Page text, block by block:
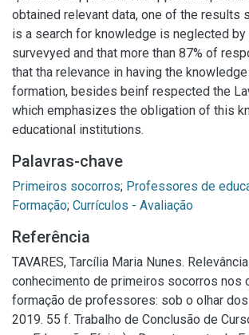
obtained relevant data, one of the results
is a search for knowledge is neglected
survevyed and that more than 87% of
that tha relevance in having the
formation, besides beinf respected the
which emphasizes the obligation of this
educational institutions.
Palavras-chave
Primeiros socorros; Professores de
Formação; Currículos - Avaliação
Referência
TAVARES, Tarcília Maria Nunes.
conhecimento de primeiros socorros nos
formação de professores: sob o olhar
2019. 55 f. Trabalho de Conclusão de